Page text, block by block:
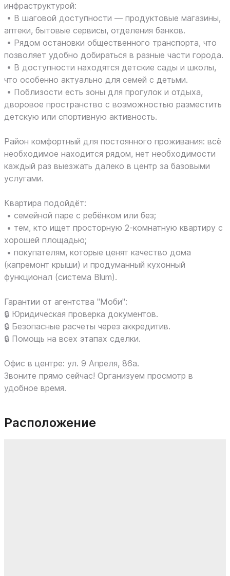
инфраструктурой:
• В шаговой доступности — продуктовые магазины,
аптеки, бытовые сервисы, отделения банков.
• Рядом остановки общественного транспорта, что
позволяет удобно добираться в разные части города.
• В доступности находятся детские сады и школы,
что особенно актуально для семей с детьми.
• Поблизости есть зоны для прогулок и отдыха,
дворовое пространство с возможностью разместить
детскую или спортивную активность.
Район комфортный для постоянного проживания: всё
необходимое находится рядом, нет необходимости
каждый раз выезжать далеко в центр за базовыми
услугами.
Квартира подойдёт:
• семейной паре с ребёнком или без;
• тем, кто ищет просторную 2-комнатную квартиру с
хорошей площадью;
• покупателям, которые ценят качество дома
(капремонт крыши) и продуманный кухонный
функционал (система Blum).
Гарантии от агентства "Моби":
🔒 Юридическая проверка документов.
🔒 Безопасные расчеты через аккредитив.
🔒 Помощь на всех этапах сделки.
Офис в центре: ул. 9 Апреля, 86а.
Звоните прямо сейчас! Организуем просмотр в
удобное время.
Расположение